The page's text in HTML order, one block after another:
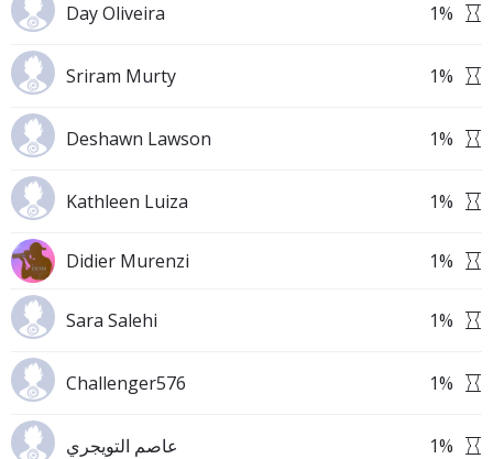
Day Oliveira 1%
Sriram Murty 1%
Deshawn Lawson 1%
Kathleen Luiza 1%
Didier Murenzi 1%
Sara Salehi 1%
Challenger576 1%
عاصم التويجري 1%